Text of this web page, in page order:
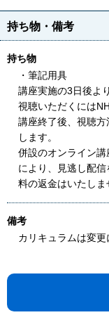
持ち物・備考
持ち物
・筆記用具
講座実施の3日後よ
視聴いただくには
講座終了後、視聴
します。
併設のオンライン
により、見逃し配
料の返金はいたしま
備考
カリキュラムは変更